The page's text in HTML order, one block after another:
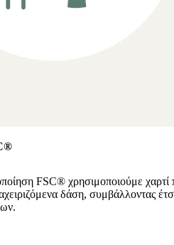
FSC® χρησιμοποιούμε χαρτί
δάση, συμβάλλοντας